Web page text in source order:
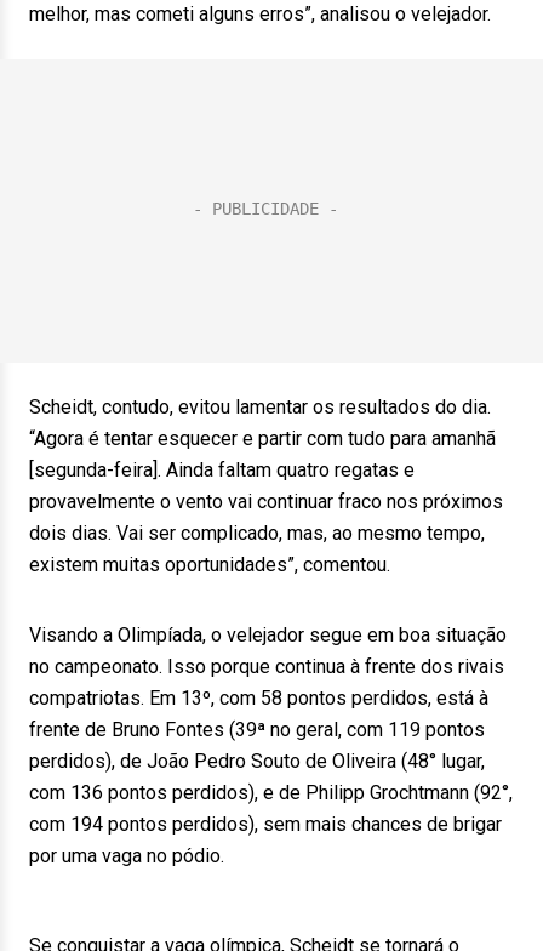
melhor, mas cometi alguns erros”, analisou o velejador.
Scheidt, contudo, evitou lamentar os resultados do dia.
“Agora é tentar esquecer e partir com tudo para amanhã
[segunda-feira]. Ainda faltam quatro regatas e
provavelmente o vento vai continuar fraco nos próximos
dois dias. Vai ser complicado, mas, ao mesmo tempo,
existem muitas oportunidades”, comentou.
Visando a Olimpíada, o velejador segue em boa situação
no campeonato. Isso porque continua à frente dos rivais
compatriotas. Em 13º, com 58 pontos perdidos, está à
frente de Bruno Fontes (39ª no geral, com 119 pontos
perdidos), de João Pedro Souto de Oliveira (48° lugar,
com 136 pontos perdidos), e de Philipp Grochtmann (92°,
com 194 pontos perdidos), sem mais chances de brigar
por uma vaga no pódio.
Se conquistar a vaga olímpica, Scheidt se tornará o